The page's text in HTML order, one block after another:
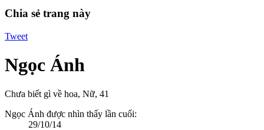
Chia sẻ trang này
Tweet
Ngọc Ánh
Chưa biết gì về hoa, Nữ, 41
Ngọc Ánh được nhìn thấy lần cuối:
29/10/14